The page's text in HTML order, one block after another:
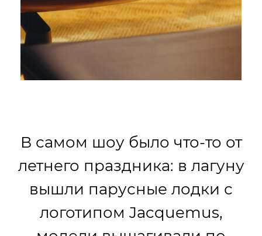
В самом шоу было что-то от
летнего праздника: в лагуну
вышли парусные лодки с
логотипом Jacquemus,